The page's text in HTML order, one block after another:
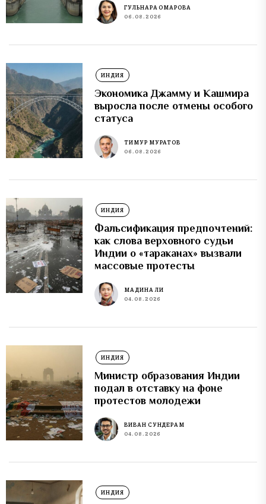
ГУЛЬНАРА ОМАРОВА
06.08.2026
ИНДИЯ
Экономика Джамму и Кашмира
выросла после отмены особого
статуса
ТИМУР МУРАТОВ
06.08.2026
ИНДИЯ
Фальсификация предпочтений:
как слова верховного судьи
Индии о «тараканах» вызвали
массовые протесты
МАДИНА ЛИ
04.08.2026
ИНДИЯ
Министр образования Индии
подал в отставку на фоне
протестов молодежи
ВИВАН СУНДЕРАМ
04.08.2026
ИНДИЯ